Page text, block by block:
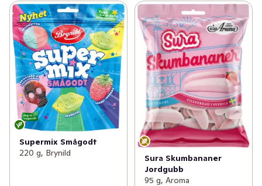
Supermix Smågodt
220 g, Brynild
Sura Skumbananer
Jordgubb
95 g, Aroma